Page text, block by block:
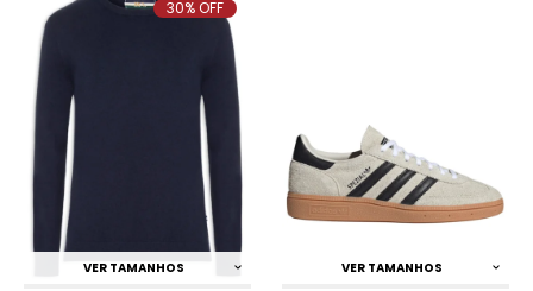
VER TAMANHOS
30% OFF
VER TAMANHOS